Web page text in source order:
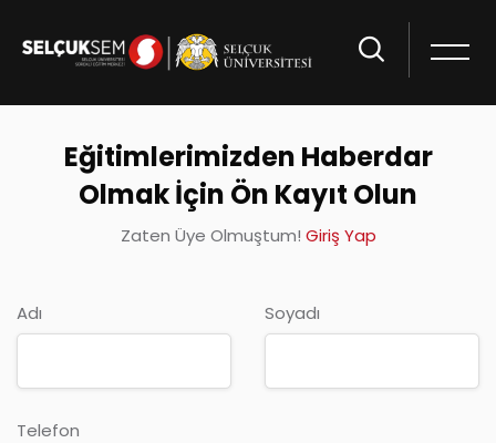
Eğitimlerimizden Haberdar
Olmak İçin Ön Kayıt Olun
Zaten Üye Olmuştum! Giriş Yap
Adı Soyadı
Telefon